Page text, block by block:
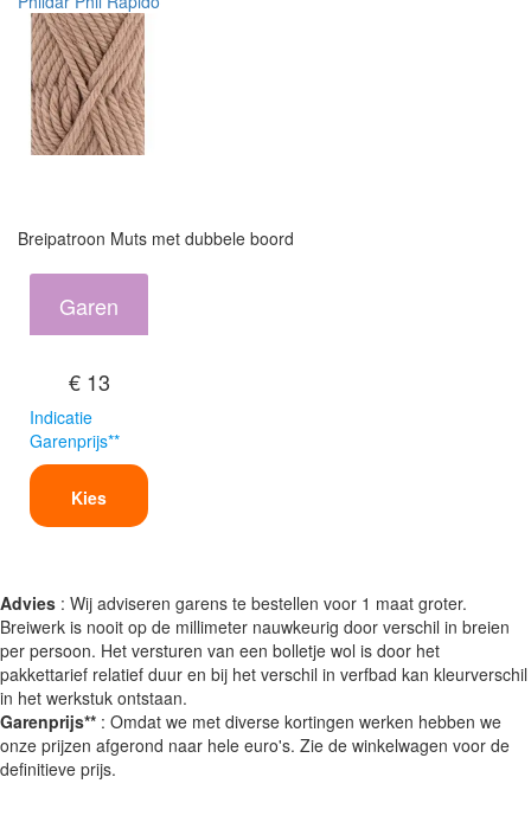
Breipatroon Muts met dubbele boord
Garen
€ 13
Indicatie
Garenprijs**
Kies
Advies : Wij adviseren garens te bestellen voor 1 maat groter.
Breiwerk is nooit op de millimeter nauwkeurig door verschil in breien
per persoon. Het versturen van een bolletje wol is door het
pakkettarief relatief duur en bij het verschil in verfbad kan kleurverschil
in het werkstuk ontstaan.
Garenprijs** : Omdat we met diverse kortingen werken hebben we
onze prijzen afgerond naar hele euro's. Zie de winkelwagen voor de
definitieve prijs.